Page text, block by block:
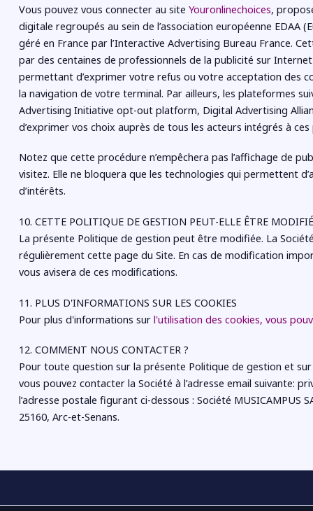
Vous pouvez vous connecter au site Youronlinechoices,
digitale regroupés au sein de l’association européenne EDAA
géré en France par l’Interactive Advertising Bureau France.
par des centaines de professionnels de la publicité sur
permettant d’exprimer votre refus ou votre acceptation des
la navigation de votre terminal. Par ailleurs, les plateformes
Advertising Initiative opt-out platform, Digital Advertising
d’exprimer vos choix auprès de tous les acteurs intégrés à
Notez que cette procédure n’empêchera pas l’affichage de
visitez. Elle ne bloquera que les technologies qui permettent
d’intérêts.
10. CETTE POLITIQUE DE GESTION PEUT-ELLE ÊTRE
La présente Politique de gestion peut être modifiée. La
régulièrement cette page du Site. En cas de modification
vous avisera de ces modifications.
11. PLUS D'INFORMATIONS SUR LES COOKIES
Pour plus d'informations sur l'utilisation des cookies, vous
12. COMMENT NOUS CONTACTER ?
Pour toute question sur la présente Politique de gestion et
vous pouvez contacter la Société à l’adresse email suivante:
l’adresse postale figurant ci-dessous : Société MUSICAMPUS
25160, Arc-et-Senans.